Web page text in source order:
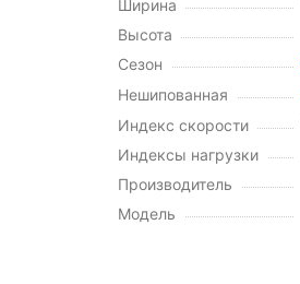
Ширина
Высота
Сезон
Нешипованная
Индекс скорости
Индексы нагрузки
Производитель
Модель